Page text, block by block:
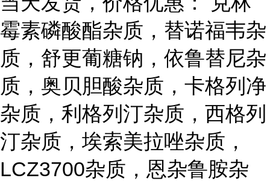
霉素磷酸酯杂质，替诺福韦杂
质，舒更葡糖钠，依鲁替尼杂
质，奥贝胆酸杂质，卡格列净
杂质，利格列汀杂质，西格列
汀杂质，埃索美拉唑杂质，
LCZ3700杂质，恩杂鲁胺杂